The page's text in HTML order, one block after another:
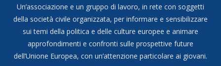
Un’associazione e un gruppo di lavoro, in rete con soggetti
della società civile organizzata, per informare e sensibilizzare
sui temi della politica e delle culture europee e animare
approfondimenti e confronti sulle prospettive future
dell’Unione Europea, con un’attenzione particolare ai giovani.